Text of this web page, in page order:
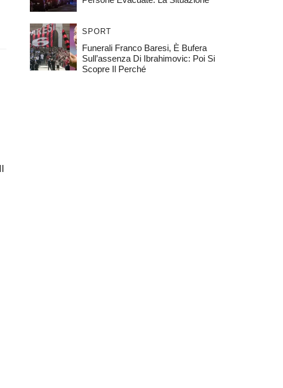
SPORT
Funerali Franco Baresi, È Bufera
Sull’assenza Di Ibrahimovic: Poi Si
Scopre Il Perché